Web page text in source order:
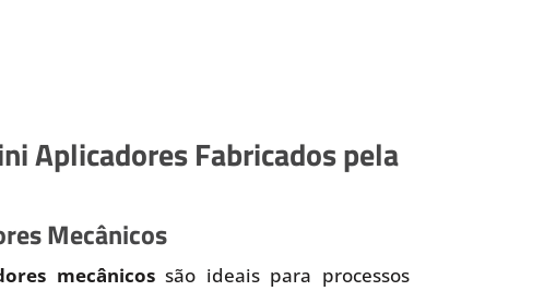
Aplicadores Fabricados pela
Mecânicos
mecânicossão ideais para processos